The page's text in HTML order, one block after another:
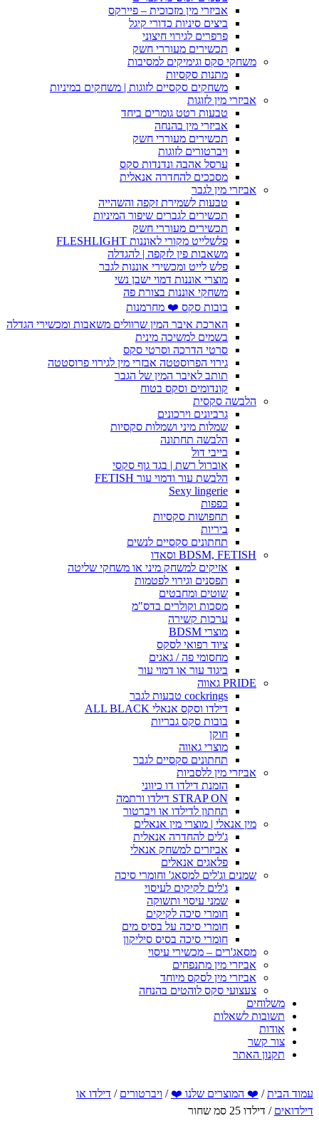
אביזרי מין מזכוכית – פיירקס
ביצים סיניות כדורי קיגל
פרפרים לגירוי חיצוני
תכשירים מעוררי חשק
משחקי סקס וגימיקים למסיבות
מתנות סקסיות
משחקים סקסיים לזוגות | משחקים במיניות
אביזרי מין לזוגות
טבעות רטט גומרים ביחד
אביזרי מין בהנחה
תכשירים מעוררי חשק
ויברטורים לזוגות
ערסל אהבה ונדנדות סקס
מסככים להחדרה אנאלית
אביזרי מין לגבר
טבעות לשמירת זקפה והשהייה
תכשירים לגברים שיפור המיניות
תכשירים מעוררי חשק
פלשלייט מקורי לאוננות FLESHLIGHT
משאבות פין לזקפה | להגדלה
פלש לייט ומכשירי אוננות לגבר
מוצרי אוננות דמוי ישבן נשי
משחקי אוננות בצורת פה
בובות סקס ❤️ מחרמנות
הארכת איבר המין שרוולים משאבות ומכשירי הגדלה
בשמים למשיכה מינית
סרטי הדרכה וסרטי סקס
גירוי הפרוסטטה אבזרי מין לגירוי פרוסטטה
תותב לאיבר המין של הגבר
קונדומים וסקס בטוח
הלבשה סקסית
גרביונים וירכונים
שמלות מיני ושמלות סקסיות
הלבשה תחתונה
בייבי דול
אוברול רשת | בגד גוף סקסי
הלבשת עור ודמוי עור FETISH
Sexy lingerie
כפפות
תחפושות סקסיות
ביריות
תחתונים סקסיים לנשים
BDSM, FETISH וסאדו
אזיקים למשחק מיני או משחקי שליטה
תפסנים וגירוי לפטמות
שוטים ומחבטים
מסכות וקולרים בדס"מ
ערכות קשירה
מוצרי BDSM
ציוד רפואי לסקס
מחסומי פה / גאגים
ביגוד עור או דמוי עור
PRIDE גאווה
cockrings טבעות לגבר
דילדו וסקס אנאלי ALL BLACK
בובות סקס גבריות
חוקן
מוצרי גאווה
תחתונים סקסיים לגבר
אביזרי מין ללסביות
הזמנת דילדו דו כיווני
STRAP ON דילדו ורתמה
תחתון לדילדו או ויברטור
מין אנאלי | מוצרי מין אנאלים
ג'לים להחדרה אנאלית
אביזרים למשחק אנאלי
פלאגים אנאלים
שמנים וג'לים למסאג' וחומרי סיכה
ג'לים לקיקים לעיסוי
שמני עיסוי ותשוקה
חומרי סיכה לקיקים
חומרי סיכה על בסיס מים
חומרי סיכה בסיס סיליקון
מסאג'רים – מכשירי עיסוי
אביזרי מין מתנפחים
אביזרי מין לסקס מיוחד
צעצועי סקס לוהטים בהנחה
משלוחים
תשובות לשאלות
אודות
צור קשר
תקנון האתר
עמוד הבית/ ❤️ המוצרים שלנו ❤️ / ויברטורים / דילדו או
דילדואים / דילדו 25 סמ שחור